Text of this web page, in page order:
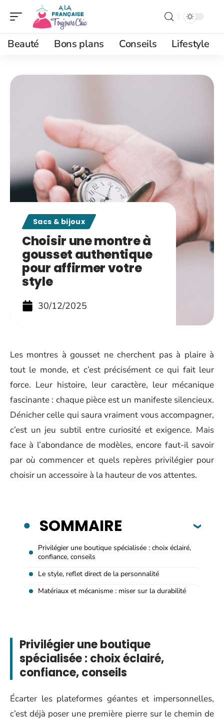
Beauté Bons plans Conseils Lifestyle
Sacs & bijoux
Choisir une montre à
gousset authentique
pour affirmer votre
style
30/12/2025
Les montres à gousset ne cherchent pas à plaire à
tout le monde, et c’est précisément ce qui fait leur
force. Leur histoire, leur caractère, leur mécanique
fascinante : chaque pièce est un manifeste silencieux.
Dénicher celle qui saura vraiment vous accompagner,
c’est un jeu subtil entre curiosité et exigence. Mais
face à l’abondance de modèles, encore faut-il savoir
par où commencer et quels repères privilégier pour
choisir un accessoire à la hauteur de vos attentes.
SOMMAIRE
Privilégier une boutique spécialisée : choix éclairé,
confiance, conseils
Le style, reflet direct de la personnalité
Matériaux et mécanisme : miser sur la durabilité
Privilégier une boutique
spécialisée : choix éclairé,
confiance, conseils
Écarter les plateformes géantes et impersonnelles,
c’est déjà poser une première pierre sur le chemin de